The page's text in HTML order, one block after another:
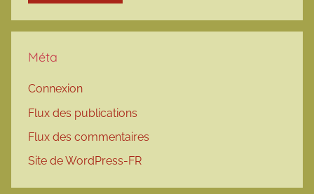
Méta
Connexion
Flux des publications
Flux des commentaires
Site de WordPress-FR